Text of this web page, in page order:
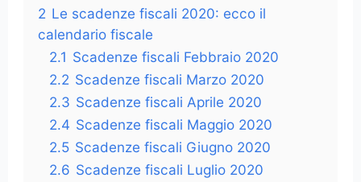
2 Le scadenze fiscali 2020: ecco il
calendario fiscale
2.1 Scadenze fiscali Febbraio 2020
2.2 Scadenze fiscali Marzo 2020
2.3 Scadenze fiscali Aprile 2020
2.4 Scadenze fiscali Maggio 2020
2.5 Scadenze fiscali Giugno 2020
2.6 Scadenze fiscali Luglio 2020